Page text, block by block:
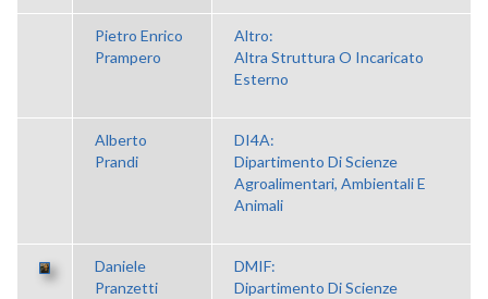
Pietro Enrico
Prampero
Altro:
Altra Struttura O Incaricato
Esterno
Alberto
Prandi
DI4A:
Dipartimento Di Scienze
Agroalimentari, Ambientali E
Animali
Daniele
Pranzetti
DMIF:
Dipartimento Di Scienze